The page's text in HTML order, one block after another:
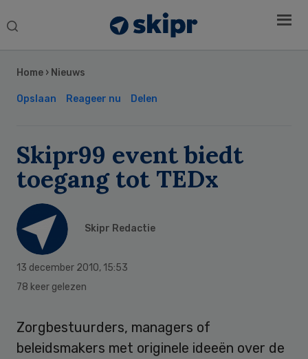
Search
Home › Nieuws
Opslaan Reageer nu Delen
Skipr99 event biedt
toegang tot TEDx
Skipr Redactie
13 december 2010, 15:53
78 keer gelezen
Zorgbestuurders, managers of
beleidsmakers met originele ideeën over de
Sidebar